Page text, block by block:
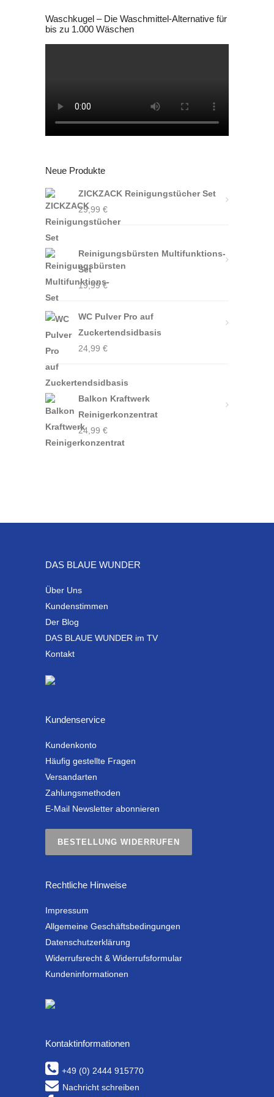
Waschkugel – Die Waschmittel-Alternative für
bis zu 1.000 Wäschen
Neue Produkte
ZICKZACK Reinigungstücher Set
29,99 €
Reinigungsbürsten Multifunktions-
Set
19,99€
WC Pulver Pro auf
Zuckertendsidbasis
24,99 €
Balkon Kraftwerk
Reinigerkonzentrat
24,99 €
DAS BLAUE WUNDER
Über Uns
Kundenstimmen
Der Blog
DAS BLAUE WUNDER im TV
Kontakt
Kundenservice
Kundenkonto
Häufig gestellte Fragen
Versandarten
Zahlungsmethoden
E-Mail Newsletter abonnieren
BESTELLUNG WIDERRUFEN
Rechtliche Hinweise
Impressum
Allgemeine Geschäftsbedingungen
Datenschutzerklärung
Widerrufsrecht & Widerrufsformular
Kundeninformationen
Kontaktinformationen
+49 (0) 2444 915770
Nachricht schreiben